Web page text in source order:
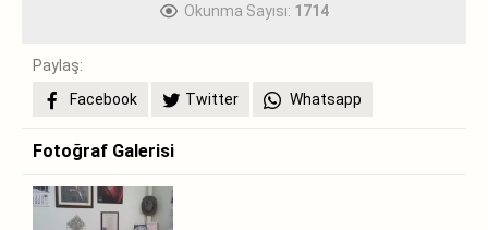
Okunma Sayısı: 1714
Paylaş:
Facebook
Twitter Whatsapp
Fotoğraf Galerisi